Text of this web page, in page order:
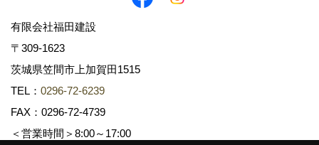
有限会社福田建設
〒309-1623
茨城県笠間市上加賀田1515
TEL： 0296-72-6239
FAX：0296-72-4739
＜営業時間＞8:00～17:00